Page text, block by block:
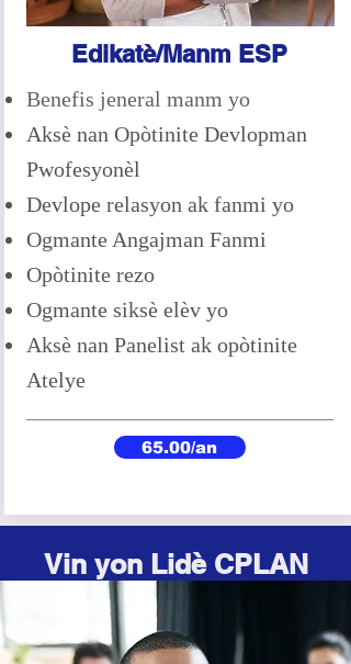
Edikatè/Manm ESP
Benefis jeneral manm yo
Aksè nan Opòtinite Devlopman
Pwofesyonèl
Devlope relasyon ak fanmi yo
Ogmante Angajman Fanmi
Opòtinite rezo
Ogmante siksè elèv yo
Aksè nan Panelist ak opòtinite
Atelye
65.00/an
Vin yon Lidè CPLAN